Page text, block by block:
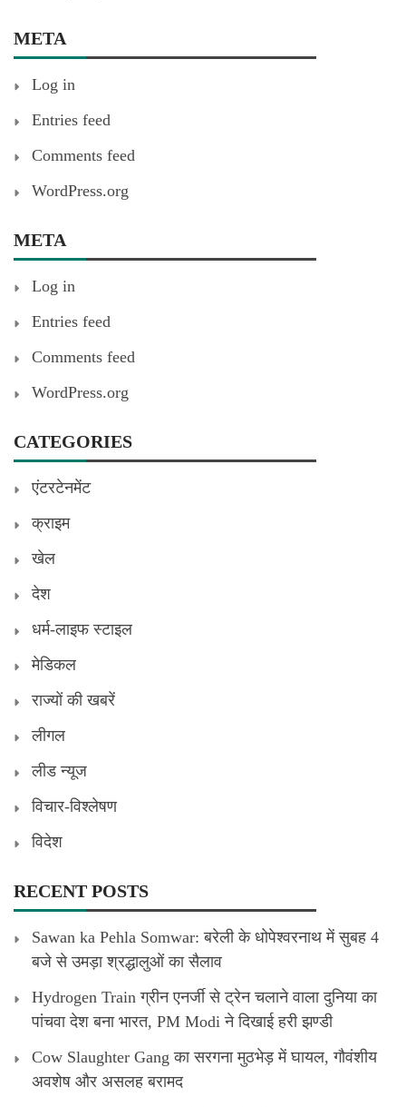
META
Log in
Entries feed
Comments feed
WordPress.org
META
Log in
Entries feed
Comments feed
WordPress.org
CATEGORIES
एंटरटेनमेंट
क्राइम
खेल
देश
धर्म-लाइफ स्टाइल
मेडिकल
राज्यों की खबरें
लीगल
लीड न्यूज
विचार-विश्लेषण
विदेश
RECENT POSTS
Sawan ka Pehla Somwar: बरेली के धोपेश्वरनाथ में सुबह 4
बजे से उमड़ा श्रद्धालुओं का सैलाव
Hydrogen Train ग्रीन एनर्जी से ट्रेन चलाने वाला दुनिया का
पांचवा देश बना भारत, PM Modi ने दिखाई हरी झण्डी
Cow Slaughter Gang का सरगना मुठभेड़ में घायल, गौवंशीय
अवशेष और असलह बरामद